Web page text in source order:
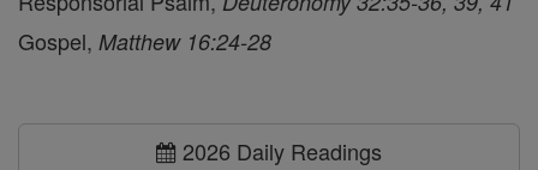
Gospel, Matthew 16:24-28
2026 Daily Readings